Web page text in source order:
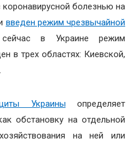
болезнью на
введен режим чрезвычайной
в Украине режим
в трех областях: Киевской,
Украины определяет
обстановку на отдельной
на ней или